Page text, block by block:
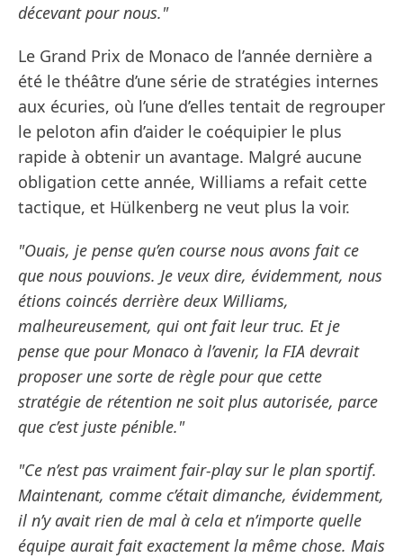
décevant pour nous."
Le Grand Prix de Monaco de l’année dernière a
été le théâtre d’une série de stratégies internes
aux écuries, où l’une d’elles tentait de regrouper
le peloton afin d’aider le coéquipier le plus
rapide à obtenir un avantage. Malgré aucune
obligation cette année, Williams a refait cette
tactique, et Hülkenberg ne veut plus la voir.
"Ouais, je pense qu’en course nous avons fait ce
que nous pouvions. Je veux dire, évidemment, nous
étions coincés derrière deux Williams,
malheureusement, qui ont fait leur truc. Et je
pense que pour Monaco à l’avenir, la FIA devrait
proposer une sorte de règle pour que cette
stratégie de rétention ne soit plus autorisée, parce
que c’est juste pénible."
"Ce n’est pas vraiment fair-play sur le plan sportif.
Maintenant, comme c’était dimanche, évidemment,
il n’y avait rien de mal à cela et n’importe quelle
équipe aurait fait exactement la même chose. Mais